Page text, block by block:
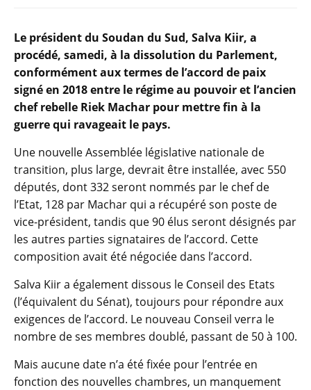
Le président du Soudan du Sud, Salva Kiir, a
procédé, samedi, à la dissolution du Parlement,
conformément aux termes de l’accord de paix
signé en 2018 entre le régime au pouvoir et l’ancien
chef rebelle Riek Machar pour mettre fin à la
guerre qui ravageait le pays.
Une nouvelle Assemblée législative nationale de
transition, plus large, devrait être installée, avec 550
députés, dont 332 seront nommés par le chef de
l’Etat, 128 par Machar qui a récupéré son poste de
vice-président, tandis que 90 élus seront désignés par
les autres parties signataires de l’accord. Cette
composition avait été négociée dans l’accord.
Salva Kiir a également dissous le Conseil des Etats
(l’équivalent du Sénat), toujours pour répondre aux
exigences de l’accord. Le nouveau Conseil verra le
nombre de ses membres doublé, passant de 50 à 100.
Mais aucune date n’a été fixée pour l’entrée en
fonction des nouvelles chambres, un manquement